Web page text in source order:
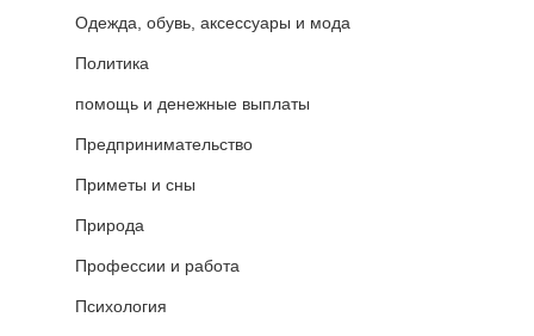
Одежда, обувь, аксессуары и мода
Политика
помощь и денежные выплаты
Предпринимательство
Приметы и сны
Природа
Профессии и работа
Психология